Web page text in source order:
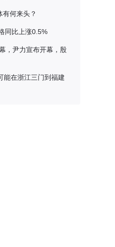
何来头？
同比上涨0.5%
，尹力宣布开幕，殷
能在浙江三门到福建